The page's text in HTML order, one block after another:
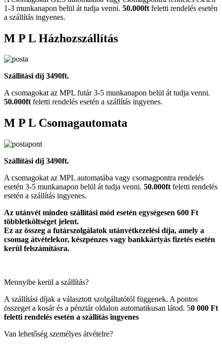
1-3 munkanapon belül át tudja venni. 50.000ft feletti rendelés esetén
a szállítás ingyenes.
M P L Házhozszállítás
Szállítási díj 3490ft.
A csomagokat az MPL futár 3-5 munkanapon belül át tudja venni.
50.000ftfeletti rendelés esetén a szállítás ingyenes.
M P L Csomagautomata
Szállítási díj 3490ft.
A csomagokat az MPL automatába vagy csomagpontra rendelés
esetén 3-5 munkanapon belül át tudja venni. 50.000ft feletti rendelés
esetén a szállítás ingyenes.
Az utánvét minden szállítási mód esetén egységesen 600 Ft
többletköltséget jelent.
Ez az összeg a futárszolgálatok utánvétkezelési díja, amely a
csomag átvételekor, készpénzes vagy bankkártyás fizetés esetén
kerül felszámításra.
Mennyibe kerül a szállítás?
A szállítási díjak a választott szolgáltatótól függenek. A pontos
összeget a kosár és a pénztár oldalon automatikusan látod. 50 000 Ft
feletti rendelés esetén a szállítás ingyenes
Van lehetőség személyes átvételre?